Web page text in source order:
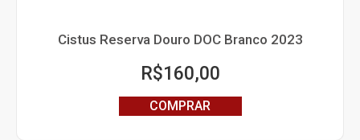
Cistus Reserva Douro DOC Branco 2023
R$160,00
COMPRAR